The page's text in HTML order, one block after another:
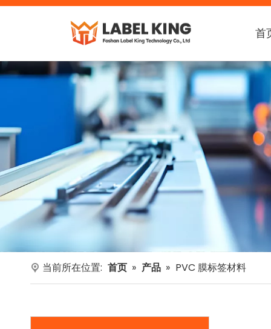
首
当前所在位置: 首页 » 产品 » PVC 膜标签材料